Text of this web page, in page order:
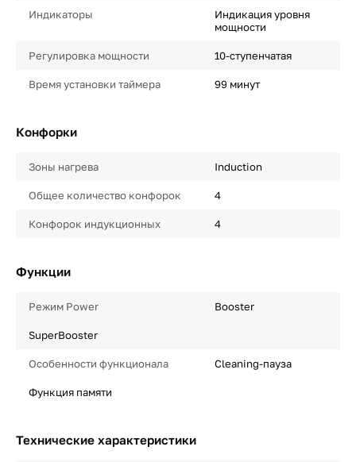
Индикаторы
Индикация уровня
мощности
Регулировка мощности 10-ступенчатая
Время установки таймера 99 минут
Конфорки
Зоны нагрева Induction
Общее количество конфорок 4
Конфорок индукционных 4
Функции
Режим Power Booster
SuperBooster
Особенности функционала Cleaning-пауза
Функция памяти
Технические характеристики